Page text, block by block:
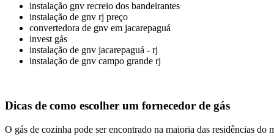
instalação gnv recreio dos bandeirantes
instalação de gnv rj preço
convertedora de gnv em jacarepaguá
invest gás
instalação de gnv jacarepaguá - rj
instalação de gnv campo grande rj
Dicas de como escolher um fornecedor de gás
O gás de cozinha pode ser encontrado na maioria das residências